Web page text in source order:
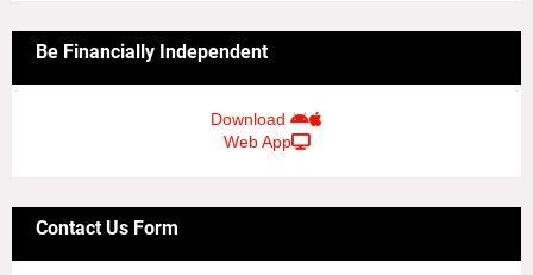
Be Financially Independent
Download
Web App
Contact Us Form